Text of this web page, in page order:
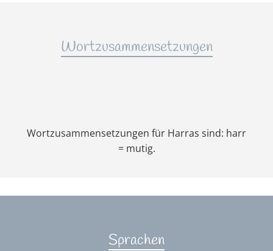
Wortzusammensetzungen
Wortzusammensetzungen für Harras sind: harr
= mutig.
Sprachen